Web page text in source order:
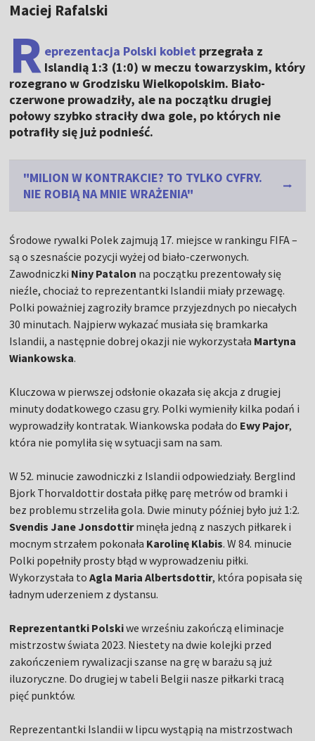
Maciej Rafalski
R eprezentacja Polski kobiet przegrała z
Islandią 1:3 (1:0) w meczu towarzyskim, który
rozegrano w Grodzisku Wielkopolskim. Biało-
czerwone prowadziły, ale na początku drugiej
połowy szybko straciły dwa gole, po których nie
potrafiły się już podnieść.
"MILION W KONTRAKCIE? TO TYLKO CYFRY.
NIE ROBIĄ NA MNIE WRAŻENIA"
Środowe rywalki Polek zajmują 17. miejsce w rankingu FIFA –
są o szesnaście pozycji wyżej od biało-czerwonych.
Zawodniczki Niny Patalon na początku prezentowały się
nieźle, chociaż to reprezentantki Islandii miały przewagę.
Polki poważniej zagroziły bramce przyjezdnych po niecałych
30 minutach. Najpierw wykazać musiała się bramkarka
Islandii, a następnie dobrej okazji nie wykorzystała Martyna
Wiankowska.
Kluczowa w pierwszej odsłonie okazała się akcja z drugiej
minuty dodatkowego czasu gry. Polki wymieniły kilka podań i
wyprowadziły kontratak. Wiankowska podała do Ewy Pajor,
która nie pomyliła się w sytuacji sam na sam.
W 52. minucie zawodniczki z Islandii odpowiedziały. Berglind
Bjork Thorvaldottir dostała piłkę parę metrów od bramki i
bez problemu strzeliła gola. Dwie minuty później było już 1:2.
Svendis Jane Jonsdottirminęła jedną z naszych piłkarek i
mocnym strzałem pokonała Karolinę Klabis. W 84. minucie
Polki popełniły prosty błąd w wyprowadzeniu piłki.
Wykorzystała toAgla Maria Albertsdottir, która popisała się
ładnym uderzeniem z dystansu.
Reprezentantki Polskiwe wrześniu zakończą eliminacje
mistrzostw świata 2023. Niestety na dwie kolejki przed
zakończeniem rywalizacji szanse na grę w barażu są już
iluzoryczne. Do drugiej w tabeli Belgii nasze piłkarki tracą
pięć punktów.
Reprezentantki Islandii w lipcu wystąpią na mistrzostwach